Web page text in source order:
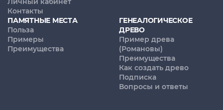
Контакты
ПАМЯТНЫЕ МЕСТА
Польза
Примеры
Преимущества
ГЕНЕАЛОГИЧЕСКОЕ
ДРЕВО
Пример древа
(Романовы)
Преимущества
Как создать древо
Подписка
Вопросы и ответы